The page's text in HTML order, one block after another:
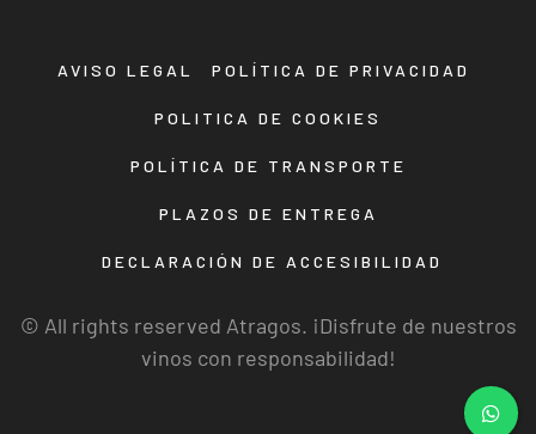
AVISO LEGAL POLÍTICA DE PRIVACIDAD
POLITICA DE COOKIES
POLÍTICA DE TRANSPORTE
PLAZOS DE ENTREGA
DECLARACIÓN DE ACCESIBILIDAD
© All rights reserved Atragos. ¡Disfrute de nuestros
vinos con responsabilidad!